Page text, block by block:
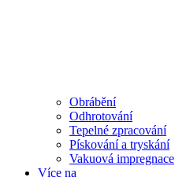
Obrábění
Odhrotování
Tepelné zpracování
Pískování a tryskání
Vakuová impregnace
Více na